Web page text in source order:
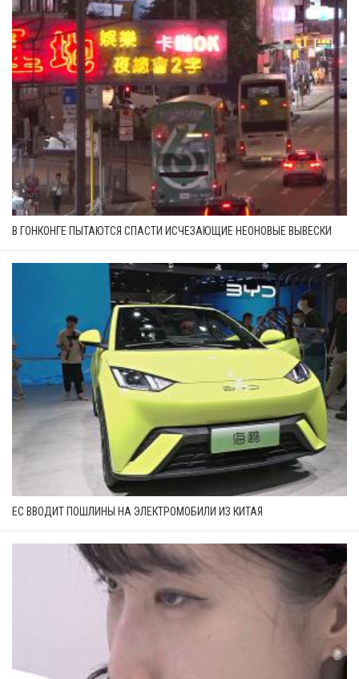
В ГОНКОНГЕ ПЫТАЮТСЯ СПАСТИ ИСЧЕЗАЮЩИЕ НЕОНОВЫЕ ВЫВЕСКИ
ЕС ВВОДИТ ПОШЛИНЫ НА ЭЛЕКТРОМОБИЛИ ИЗ КИТАЯ